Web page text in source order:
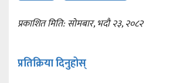
प्रकाशित मिति: सोमबार, भदौ २३, २०८२
प्रतिक्रिया दिनुहोस्